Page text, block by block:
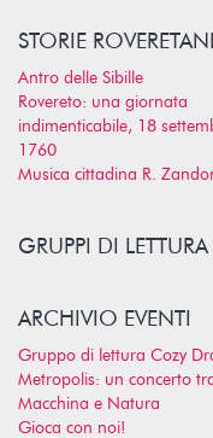
STORIE
Antro delle Sibille
Rovereto: una giornata
indimenticabile, 18
1760
Musica cittadina R.
GRUPPI DI LETTURA
ARCHIVIO EVENTI
Gruppo di lettura Cozy
Metropolis: un concerto
Macchina e Natura
Gioca con noi!